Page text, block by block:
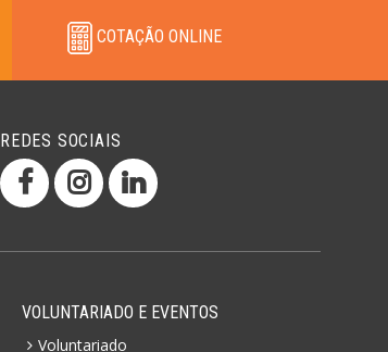
COTAÇÃO ONLINE
REDES SOCIAIS
VOLUNTARIADO E EVENTOS
Voluntariado